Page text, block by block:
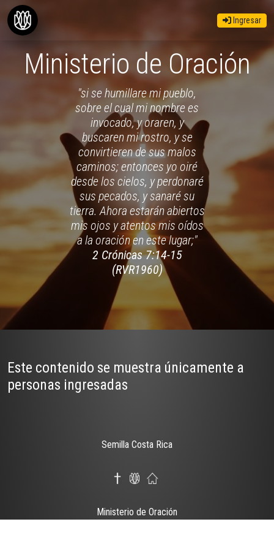
Ingresar
Ministerio de Oración
"si se humillare mi pueblo,
sobre el cual mi nombre es
invocado, y oraren, y
buscaren mi rostro, y se
convirtieren de sus malos
caminos; entonces yo oiré
desde los cielos, y perdonaré
sus pecados, y sanaré su
tierra. Ahora estarán abiertos
mis ojos y atentos mis oídos
a la oración en este lugar;"
2 Crónicas 7:14-15
(RVR1960)
Este contenido se muestra únicamente a
personas ingresadas
Semilla Costa Rica
Ministerio de Oración